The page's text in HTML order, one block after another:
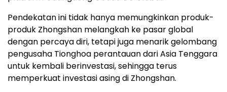
Pendekatan ini tidak hanya memungkinkan produk-
produk Zhongshan melangkah ke pasar global
dengan percaya diri, tetapi juga menarik gelombang
pengusaha Tionghoa perantauan dari Asia Tenggara
untuk kembali berinvestasi, sehingga terus
memperkuat investasi asing di Zhongshan.